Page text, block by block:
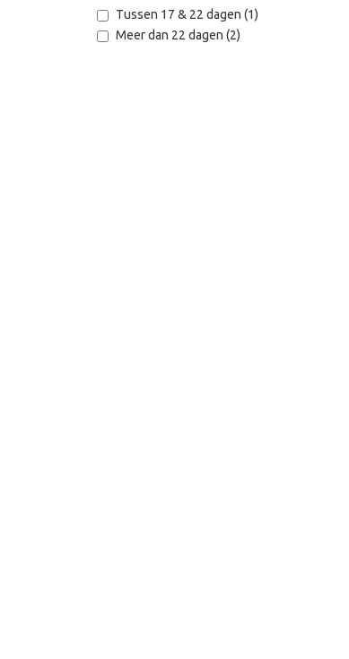
Tussen 17 & 22 dagen (1)
Meer dan 22 dagen (2)